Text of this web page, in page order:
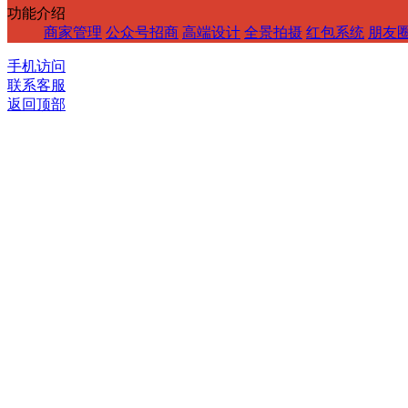
功能介绍
商家管理 公众号招商 高端设计 全景拍摄 红包系统 朋友
手机访问
联系客服
返回顶部